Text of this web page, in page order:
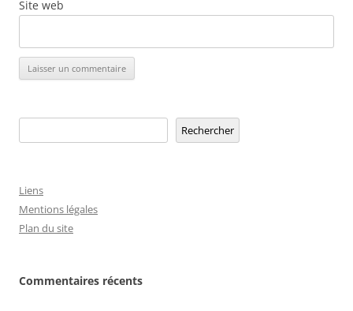
Site web
Rechercher
Liens
Mentions légales
Plan du site
Commentaires récents